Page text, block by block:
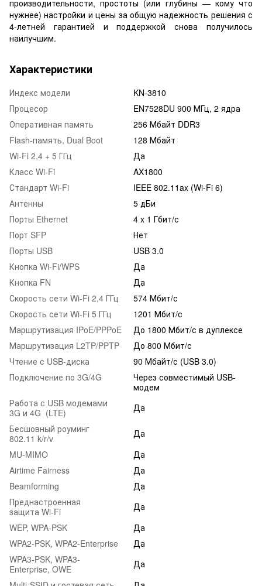
производительности, простоты (или глубины — кому что
нужнее) настройки и цены за общую надежность решения с
4-летней гарантией и поддержкой снова получилось
наилучшим.
Характеристики
Индекс модели
KN-3810
Процесор
EN7528DU 900 МГц, 2 ядра
Оперативная память
256 Мбайт DDR3
Flash-память, Dual Boot
128 Мбайт
Wi-Fi 2,4 + 5 ГГц
Да
Класс Wi-Fi
AX1800
Стандарт Wi-Fi
IEEE 802.11ax (Wi-Fi 6)
Антенны
5 дБи
Порты Ethernet
4 x 1 Гбит/с
Порт SFP
Нет
Порты USB
USB 3.0
Кнопка Wi-Fi/WPS
Да
Кнопка FN
Да
Скорость сети Wi-Fi 2,4 ГГц
574 Мбит/с
Скорость сети Wi-Fi 5 ГГц
1201 Мбит/с
Маршрутизация IPoE/PPPoE
До 1800 Мбит/с в дуплексе
Маршрутизация L2TP/PPTP
До 800 Мбит/с
Чтение с USB-диска
90 Мбайт/с (USB 3.0)
Подключение по 3G/4G
Через совместимый USB-
модем
Работа с USB модемами
3G и 4G (LTE)
Да
Бесшовный роуминг
802.11 k/r/v
Да
MU-MIMO
Да
Airtime Fairness
Да
Beamforming
Да
Преднастроенная
защита Wi-Fi
Да
WEP, WPA-PSK
Да
WPA2-PSK, WPA2-Enterprise
Да
WPA3-PSK, WPA3-
Enterprise, OWE
Да